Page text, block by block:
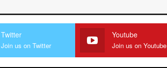
Twitter
Join us on Twitter
Youtube
Join us on Youtube